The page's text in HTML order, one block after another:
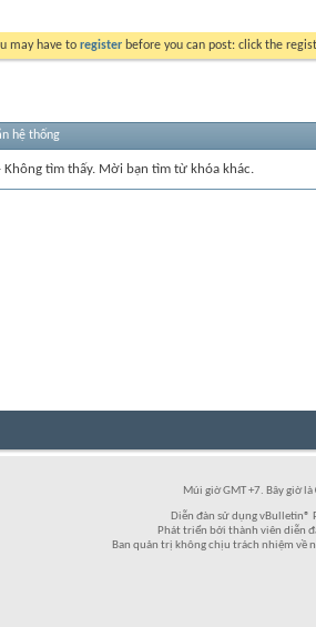
may have to register before you can post: click the
hệ thống
Không tìm thấy. Mời bạn tìm từ khóa khác.
Múi giờ GMT +7. Bây giờ là
Diễn đàn sử dụng vBulletin®
Phát triển bởi thành viên diễn
Ban quản trị không chịu trách nhiệm về